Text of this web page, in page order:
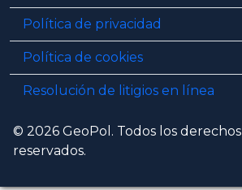
Política de privacidad
Política de cookies
Resolución de litigios en línea
© 2026 GeoPol. Todos los derechos
reservados.